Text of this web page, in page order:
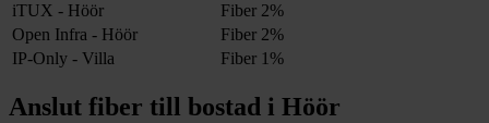
iTUX - Höör
Fiber 2%
Open Infra - Höör
Fiber 2%
IP-Only - Villa
Fiber 1%
Anslut fiber till bostad i Höör